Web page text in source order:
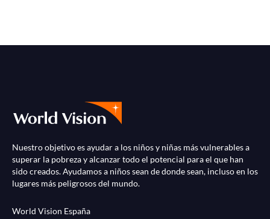
Nuestro objetivo es ayudar a los niños y niñas más vulnerables a
superar la pobreza y alcanzar todo el potencial para el que han
sido creados. Ayudamos a niños sean de donde sean, incluso en los
lugares más peligrosos del mundo.
World Vision España